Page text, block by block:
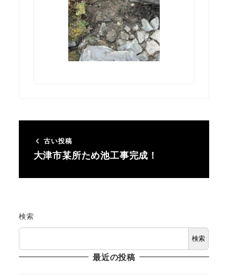
古い投稿
大津市某所ため池工事完成！
検索
検索
最近の投稿